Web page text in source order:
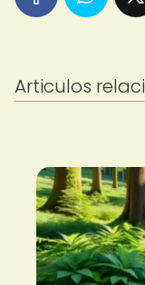
Articulos